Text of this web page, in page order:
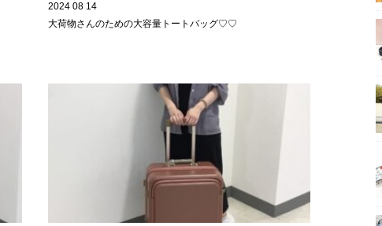
2024 08 14
大荷物さんのための大容量トートバッグ♡♡